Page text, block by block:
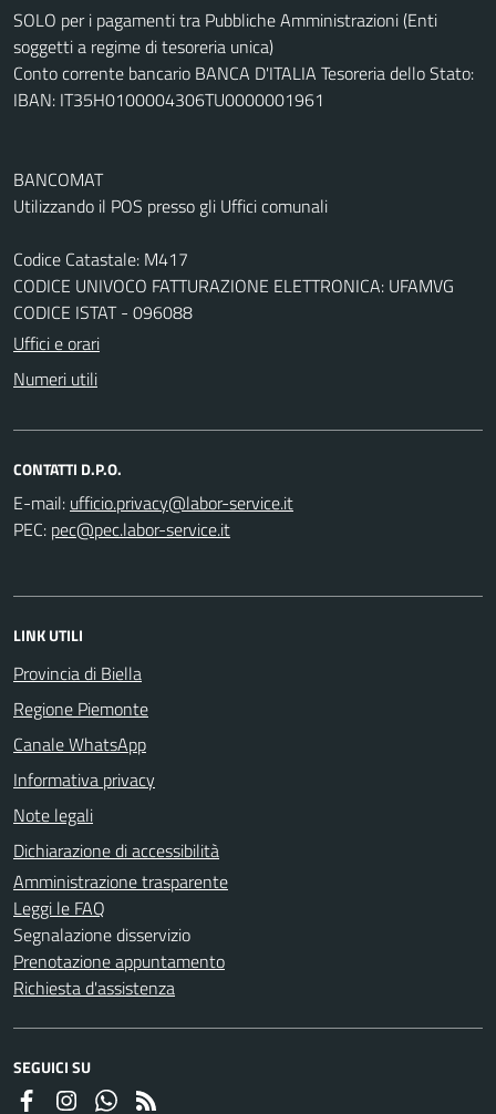
SOLO per i pagamenti tra Pubbliche Amministrazioni (Enti
soggetti a regime di tesoreria unica)
Conto corrente bancario BANCA D'ITALIA Tesoreria dello Stato:
IBAN: IT35H0100004306TU0000001961
BANCOMAT
Utilizzando il POS presso gli Uffici comunali
Codice Catastale: M417
CODICE UNIVOCO FATTURAZIONE ELETTRONICA: UFAMVG
CODICE ISTAT - 096088
Uffici e orari
Numeri utili
CONTATTI D.P.O.
E-mail:
PEC:
LINK UTILI
Provincia di Biella
Regione Piemonte
Canale WhatsApp
Informativa privacy
Note legali
Dichiarazione di accessibilità
Amministrazione trasparente
Leggi le FAQ
Segnalazione disservizio
Prenotazione appuntamento
Richiesta d'assistenza
SEGUICI SU